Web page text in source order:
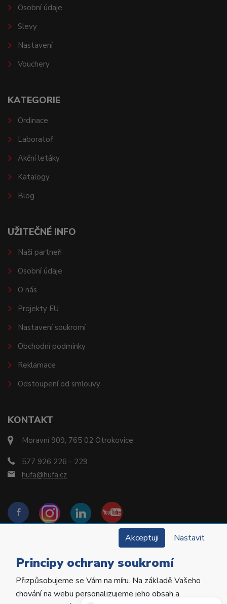
KONTAKT
Moravní 909, 765 02 Otrokovice
577 926 226 - 229
hufa@hufa.cz
Osobní údaje
Slevy
Nastavení
Vouchery
KATEGORIE
Ordinace
Laboratoř
Akční letáky
Katalogy
Blog
UŽITEČNÉ INFO
Naši partneři
Osobní údaje
O nás
Projekty EU
Nastavení soukromí
Obchodní podmínky
Reklamace
Odstoupení od smlouvy
Copyright © 2022 Hu-Fa Dental a.s. Všechna práva
vyhrazena.
Akceptuji Nastavit
Principy ochrany soukromí
Přizpůsobujeme se Vám na míru. Na základě Vašeho
chování na webu personalizujeme jeho obsah a
Potřebujete poradit?Zeptejte se našeho